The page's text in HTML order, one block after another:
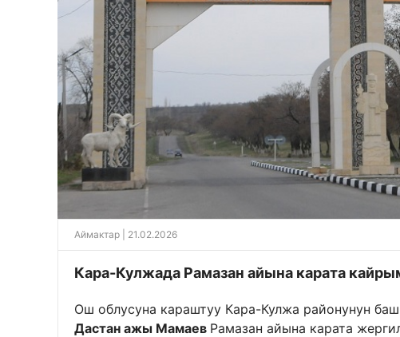
Аймактар | 21.02.2026
Кара-Кулжада Рамазан айына карата
Ош облусуна караштуу Кара-Кулжа районунун
Дастан ажы Мамаев Рамазан айына карата